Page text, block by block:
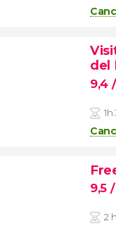
del
9,4
9,5 /
2